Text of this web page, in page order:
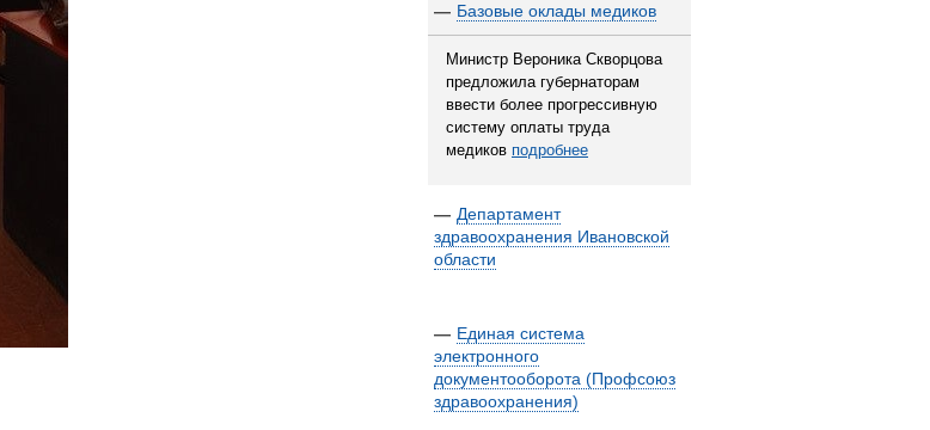
— Базовые оклады медиков
Министр Вероника Скворцова
предложила губернаторам
ввести более прогрессивную
систему оплаты труда
медиков подробнее
— Департамент
здравоохранения Ивановской
области
— Единая система
электронного
документооборота (Профсоюз
здравоохранения)